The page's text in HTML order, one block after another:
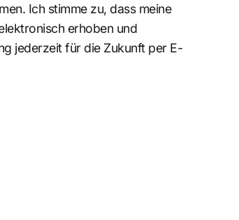
Ich stimme zu, dass meine
erhoben und
jederzeit für die Zukunft per E-